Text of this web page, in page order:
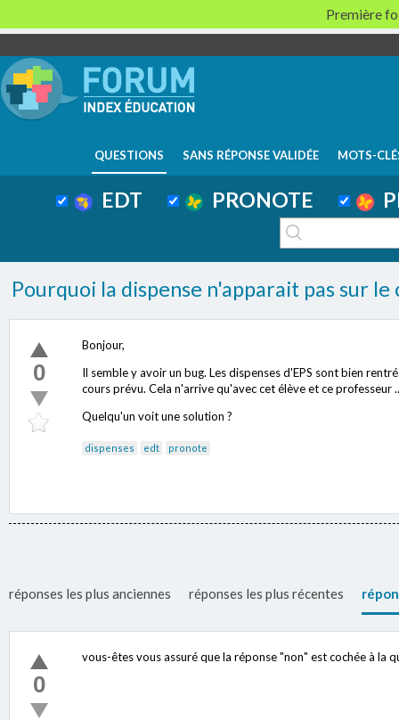
QUESTIONS SANS RÉPONSE VALIDÉE MOTS-
EDT PRONOTE
Pourquoi la dispense n'apparait pas sur le
0
Bonjour,
Il semble y avoir un bug. Les dispenses d'EPS sont bien
cours prévu. Cela n'arrive qu'avec cet élève et ce professeur
Quelqu'un voit une solution ?
dispenses edt pronote
réponses les plus anciennes réponses les plus récentes
0
vous-êtes vous assuré que la réponse "non" est cochée à la
Première